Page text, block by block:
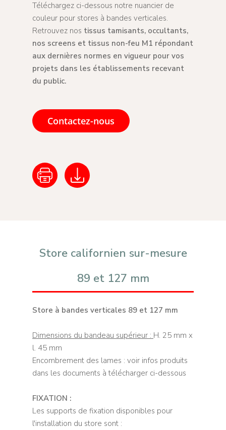
Téléchargez ci-dessous notre nuancier de
couleur pour stores à bandes verticales.
Retrouvez nos tissus tamisants, occultants,
nos screens et tissus non-feu M1 répondant
aux dernières normes en vigueur pour vos
projets dans les établissements recevant
du public.
Contactez-nous
Store californien sur-mesure
89 et 127 mm
Store à bandes verticales 89 et 127 mm
Dimensions du bandeau supérieur : H. 25 mm x
l. 45 mm
Encombrement des lames : voir infos produits
dans les documents à télécharger ci-dessous
FIXATION :
Les supports de fixation disponibles pour
l'installation du store sont :